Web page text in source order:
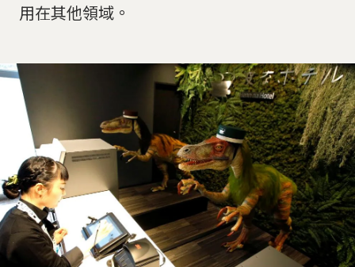
用在其他領域。